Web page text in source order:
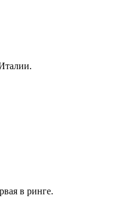
в ринге.